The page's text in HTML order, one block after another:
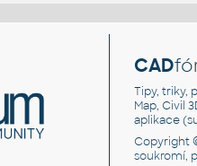
CAD
Tipy, triky,
Map, Civil
aplikace
Copyright
soukromí,